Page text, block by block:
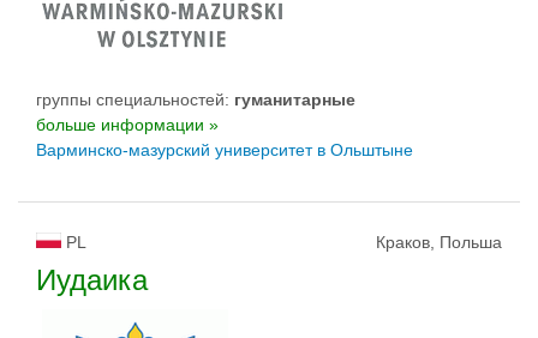
группы специальностей: гуманитарные
больше информации »
Варминско-мазурский yниверситет в Ольштыне
PL Краков, Польша
Иудаика